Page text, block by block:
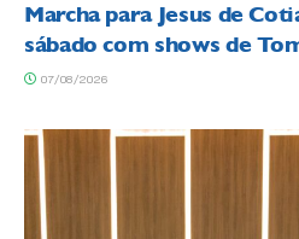
Marcha para Jesus de
sábado com shows de
07/08/2026